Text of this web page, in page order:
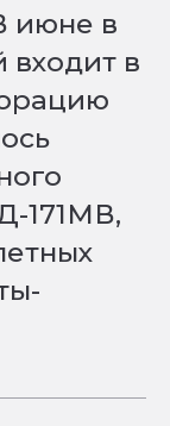
июне в
в
171МВ,